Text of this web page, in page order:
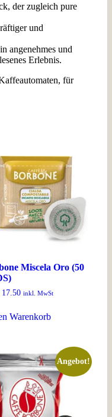
der zugleich pure
und
angenehmes und
Erlebnis.
für
Miscela Oro (50
17.50 inkl. MwSt
Warenkorb
Angebot!